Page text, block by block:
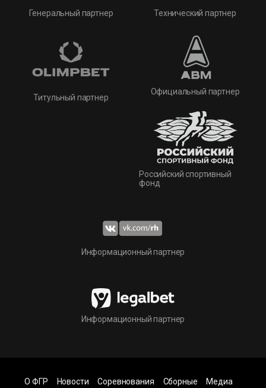
Генеральный партнер
Титульный партнер
Технический партнер
Официальный партнер
Российский спортивный
фонд
Информационный партнер
Информационный партнер
О ФГР Новости Соревнования Сборные Медиа